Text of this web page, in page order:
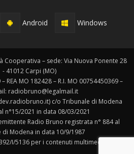
Android Windows
Cooperativa – sede: Via Nuova Ponente 28
- 41012 Carpi (MO)
REA MO 182428 – R.I. MO 00754450369 –
radiobruno@legalmail.it
c/o Tribunale di Modena
n°15/2021 in data 08/03/2021
Radio Bruno registrata n° 884 al
di Modena in data 10/9/1987
I/5136 per i contenuti multimediali.